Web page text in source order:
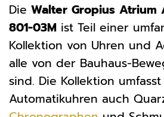
Die Walter Gropius Atrium
801-03M ist Teil einer
Kollektion von Uhren und
alle von der Bauhaus-
sind. Die Kollektion
Automatikuhren auch